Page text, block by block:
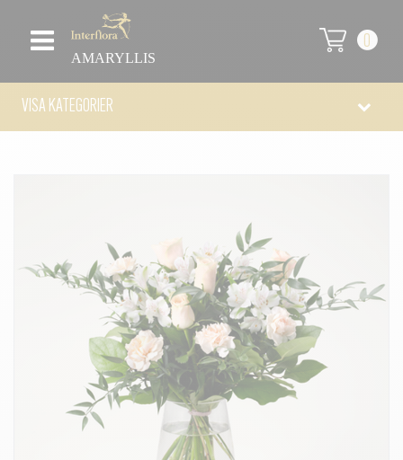
AMARYLLIS
0
VISA KATEGORIER